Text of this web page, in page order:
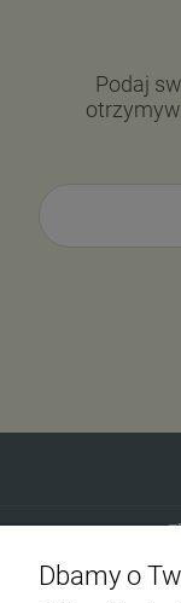
Podaj
Dbamy o